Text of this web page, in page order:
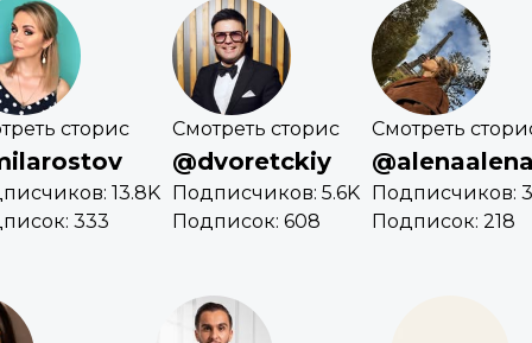
сторис
13.8K
333
Смотреть сторис
@dvoretckiy
Подписчиков: 5.6K
Подписок: 608
Смотреть
Подписчиков:
Подписок: 218